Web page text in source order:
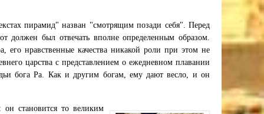
пирамид" назван "смотрящим позади себя". Перед
должен был отвечать вполне определенным образом.
его нравственные качества никакой роли при этом не
царства с представлением о ежедневном плавании
бога Ра. Как и другим богам, ему дают весло, и он
он становится то великим